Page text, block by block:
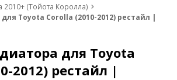
(Тойота Королла)
Toyota Corolla (2010-2012) рестайл |
для Toyota
2012) рестайл |